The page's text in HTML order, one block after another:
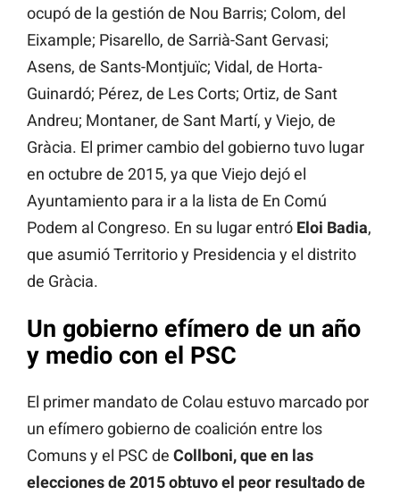
ocupó de la gestión de Nou Barris; Colom, del
Eixample; Pisarello, de Sarrià-Sant Gervasi;
Asens, de Sants-Montjuïc; Vidal, de Horta-
Guinardó; Pérez, de Les Corts; Ortiz, de Sant
Andreu; Montaner, de Sant Martí, y Viejo, de
Gràcia. El primer cambio del gobierno tuvo lugar
en octubre de 2015, ya que Viejo dejó el
Ayuntamiento para ir a la lista de En Comú
Podem al Congreso. En su lugar entró Eloi Badia,
que asumió Territorio y Presidencia y el distrito
de Gràcia.
Un gobierno efímero de un año
y medio con el PSC
El primer mandato de Colau estuvo marcado por
un efímero gobierno de coalición entre los
Comuns y el PSC de Collboni, que en las
elecciones de 2015 obtuvo el peor resultado de